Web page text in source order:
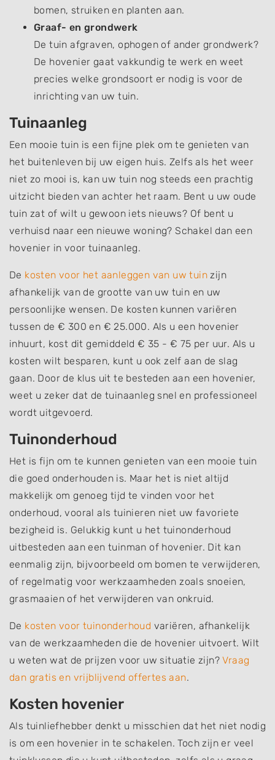
bomen, struiken en planten aan.
Graaf- en grondwerk
De tuin afgraven, ophogen of ander grondwerk?
De hovenier gaat vakkundig te werk en weet
precies welke grondsoort er nodig is voor de
inrichting van uw tuin.
Tuinaanleg
Een mooie tuin is een fijne plek om te genieten van
het buitenleven bij uw eigen huis. Zelfs als het weer
niet zo mooi is, kan uw tuin nog steeds een prachtig
uitzicht bieden van achter het raam. Bent u uw oude
tuin zat of wilt u gewoon iets nieuws? Of bent u
verhuisd naar een nieuwe woning? Schakel dan een
hovenier in voor tuinaanleg.
De kosten voor het aanleggen van uw tuin zijn
afhankelijk van de grootte van uw tuin en uw
persoonlijke wensen. De kosten kunnen variëren
tussen de € 300 en € 25.000. Als u een hovenier
inhuurt, kost dit gemiddeld € 35 - € 75 per uur. Als u
kosten wilt besparen, kunt u ook zelf aan de slag
gaan. Door de klus uit te besteden aan een hovenier,
weet u zeker dat de tuinaanleg snel en professioneel
wordt uitgevoerd.
Tuinonderhoud
Het is fijn om te kunnen genieten van een mooie tuin
die goed onderhouden is. Maar het is niet altijd
makkelijk om genoeg tijd te vinden voor het
onderhoud, vooral als tuinieren niet uw favoriete
bezigheid is. Gelukkig kunt u het tuinonderhoud
uitbesteden aan een tuinman of hovenier. Dit kan
eenmalig zijn, bijvoorbeeld om bomen te verwijderen,
of regelmatig voor werkzaamheden zoals snoeien,
grasmaaien of het verwijderen van onkruid.
De kosten voor tuinonderhoud variëren, afhankelijk
van de werkzaamheden die de hovenier uitvoert. Wilt
u weten wat de prijzen voor uw situatie zijn?Vraag
dan gratis en vrijblijvend offertes aan.
Kosten hovenier
Als tuinliefhebber denkt u misschien dat het niet nodig
is om een hovenier in te schakelen. Toch zijn er veel